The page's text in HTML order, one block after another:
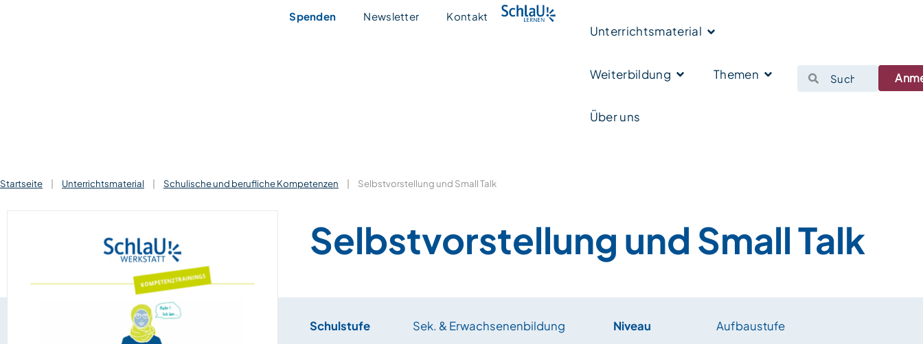
Spenden Newsletter Kontakt
Unterrichtsmaterial
Weiterbildung Themen
Über uns
Startseite | Unterrichtsmaterial | Schulische und berufliche Kompetenzen | Selbstvorstellung und Small Talk
Selbstvorstellung und Small Talk
Schulstufe Sek. & Erwachsenenbildung Niveau Aufbaustufe